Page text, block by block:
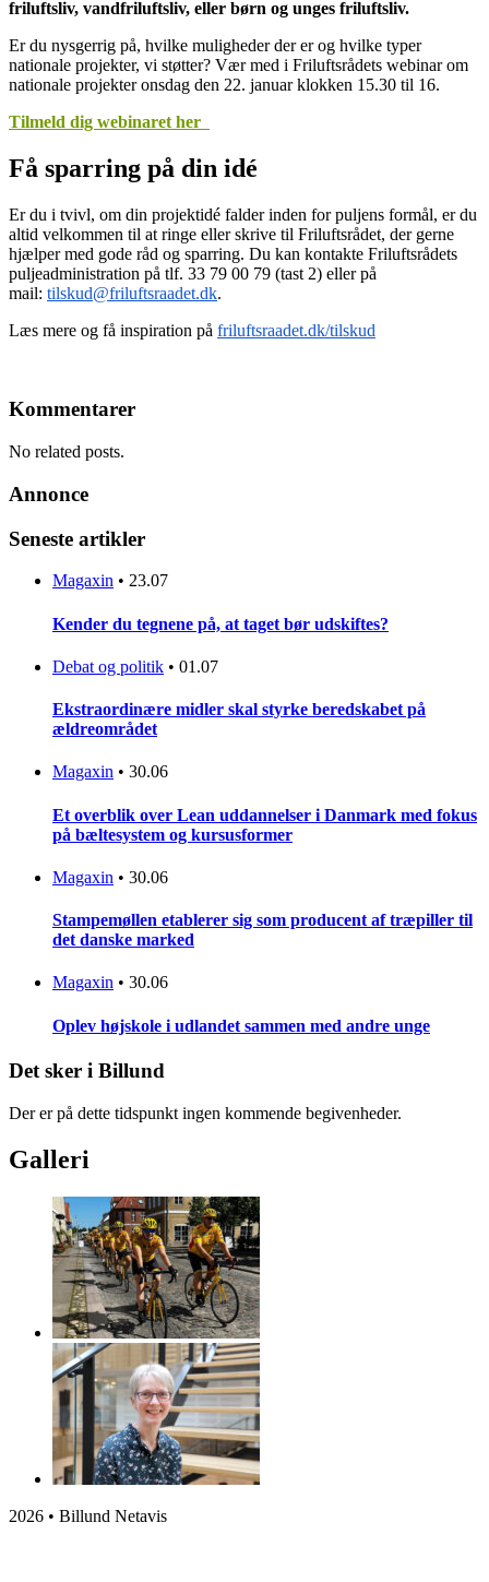
friluftsliv, vandfriluftsliv, eller børn og unges friluftsliv.
Er du nysgerrig på, hvilke muligheder der er og hvilke typer
nationale projekter, vi støtter? Vær med i Friluftsrådets webinar om
nationale projekter onsdag den 22. januar klokken 15.30 til 16.
Tilmeld dig webinaret her
Få sparring på din idé
Er du i tvivl, om din projektidé falder inden for puljens formål, er du
altid velkommen til at ringe eller skrive til Friluftsrådet, der gerne
hjælper med gode råd og sparring. Du kan kontakte Friluftsrådets
puljeadministration på tlf. 33 79 00 79 (tast 2) eller på
mail: tilskud@friluftsraadet.dk.
Læs mere og få inspiration på friluftsraadet.dk/tilskud
Kommentarer
No related posts.
Annonce
Seneste artikler
Magaxin • 23.07
Kender du tegnene på, at taget bør udskiftes?
Debat og politik • 01.07
Ekstraordinære midler skal styrke beredskabet på
ældreområdet
Magaxin • 30.06
Et overblik over Lean uddannelser i Danmark med fokus
på bæltesystem og kursusformer
Magaxin • 30.06
Stampemøllen etablerer sig som producent af træpiller til
det danske marked
Magaxin • 30.06
Oplev højskole i udlandet sammen med andre unge
Det sker i Billund
Der er på dette tidspunkt ingen kommende begivenheder.
Galleri
2026 • Billund Netavis